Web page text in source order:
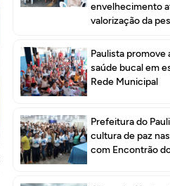
envelhecimento
valorização da
Paulista promove
saúde bucal em
Rede Municipal
Prefeitura do
cultura de paz
com Encontrão